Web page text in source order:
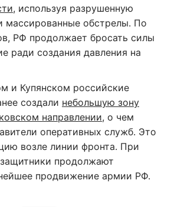
, используя разрушенную
массированные обстрелы. По
РФ продолжает бросать силы
ради создания давления на
и Купянском российские
создали небольшую зону
направлении, о чем
оперативных служб. Это
возле линии фронта. При
продолжают
продвижение армии РФ.